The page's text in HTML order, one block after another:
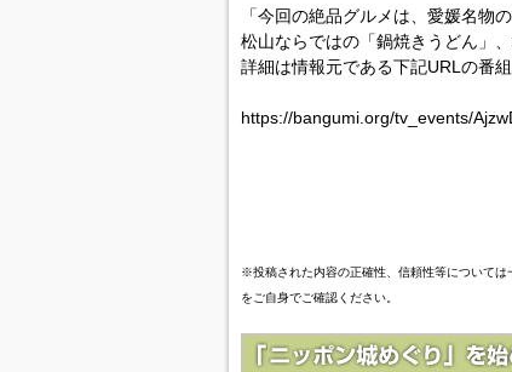
「今回の絶品グルメは、愛媛名物
松山ならではの「鍋焼きうどん」
詳細は情報元である下記URLの番
https://bangumi.org/tv_events/
※投稿された内容の正確性、信頼性等について
をご自身でご確認ください。